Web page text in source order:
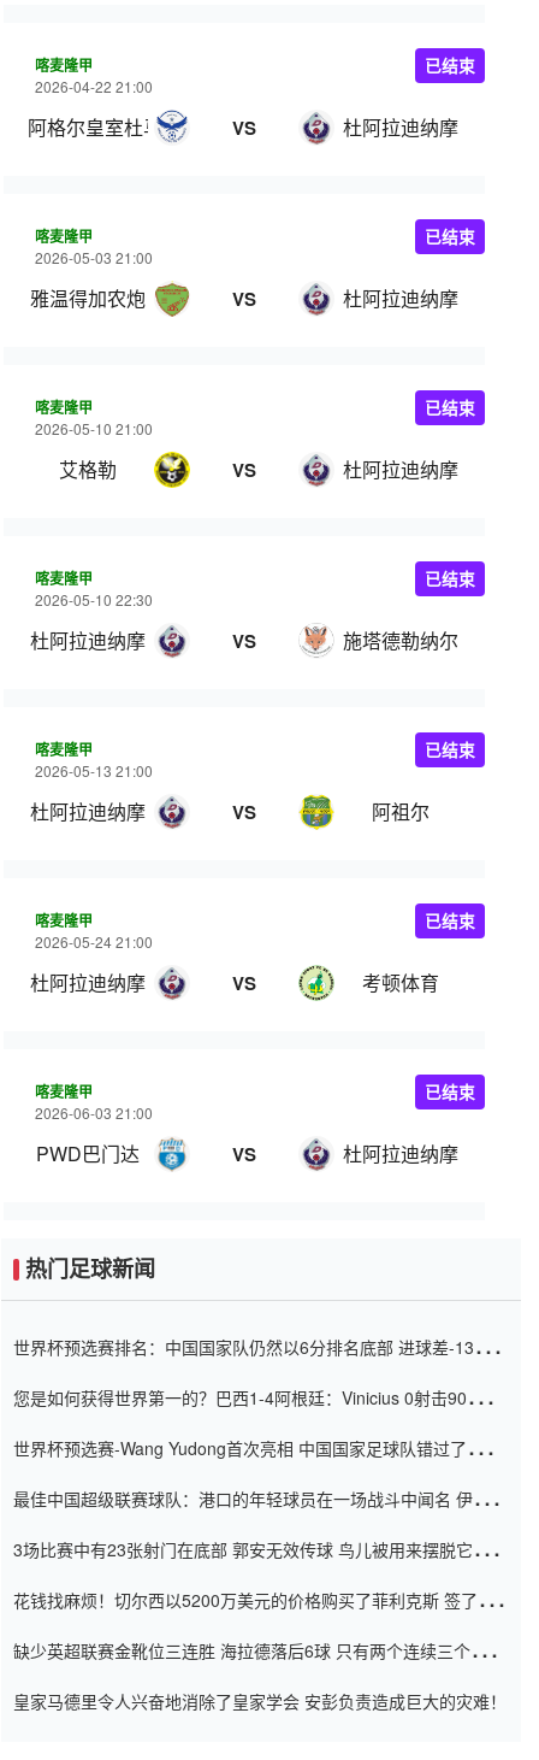
喀麦隆甲
2026-04-22 21:00
阿格尔皇室杜马 VS 杜阿拉迪纳摩
已结束
喀麦隆甲
2026-05-03 21:00
雅温得加农炮 VS 杜阿拉迪纳摩
已结束
喀麦隆甲
2026-05-10 21:00
艾格勒 VS 杜阿拉迪纳摩
已结束
喀麦隆甲
2026-05-10 22:30
杜阿拉迪纳摩 VS 施塔德勒纳尔
已结束
喀麦隆甲
2026-05-13 21:00
杜阿拉迪纳摩 VS 阿祖尔
已结束
喀麦隆甲
2026-05-24 21:00
杜阿拉迪纳摩 VS 考顿体育
已结束
喀麦隆甲
2026-06-03 21:00
PWD巴门达 VS 杜阿拉迪纳摩
已结束
热门足球新闻
世界杯预选赛排名：中国国家队仍然以6分排名底部 进球差-13令人
您是如何获得世界第一的？巴西1-4阿根廷：Vinicius 0射击90分钟
世界杯预选赛-Wang Yudong首次亮相 中国国家足球队错过了世界
最佳中国超级联赛球队：港口的年轻球员在一场战斗中闻名 伊万放
3场比赛中有23张射门在底部 郭安无效传球 鸟儿被用来摆脱它
花钱找麻烦！切尔西以5200万美元的价格购买了菲利克斯 签了7年
缺少英超联赛金靴位三连胜 海拉德落后6球 只有两个连续三个连续
皇家马德里令人兴奋地消除了皇家学会 安彭负责造成巨大的灾难！